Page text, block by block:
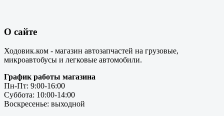
О сайте
Ходовик.ком - магазин автозапчастей на грузовые,
микроавтобусы и легковые автомобили.
График работы магазина
Пн-Пт: 9:00-16:00
Суббота: 10:00-14:00
Воскресенье: выходной